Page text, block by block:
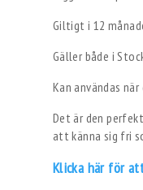
Giltigt i 12
Gäller både i
Kan användas
Det är den
att känna sig fri
Klicka här för